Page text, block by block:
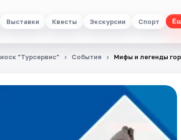
Выставки Квесты Экскурсии Спорт
"Турсервис" События Мифы и легенды